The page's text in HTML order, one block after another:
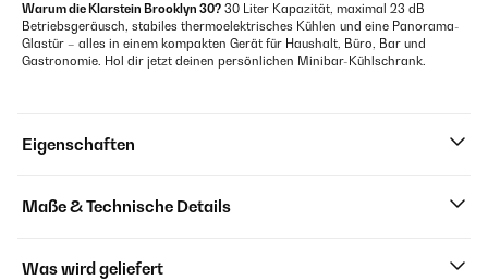
Warum die Klarstein Brooklyn 30? 30 Liter Kapazität, maximal 23 dB
Betriebsgeräusch, stabiles thermoelektrisches Kühlen und eine Panorama-
Glastür – alles in einem kompakten Gerät für Haushalt, Büro, Bar und
Gastronomie. Hol dir jetzt deinen persönlichen Minibar-Kühlschrank.
Eigenschaften
Maße & Technische Details
Was wird geliefert